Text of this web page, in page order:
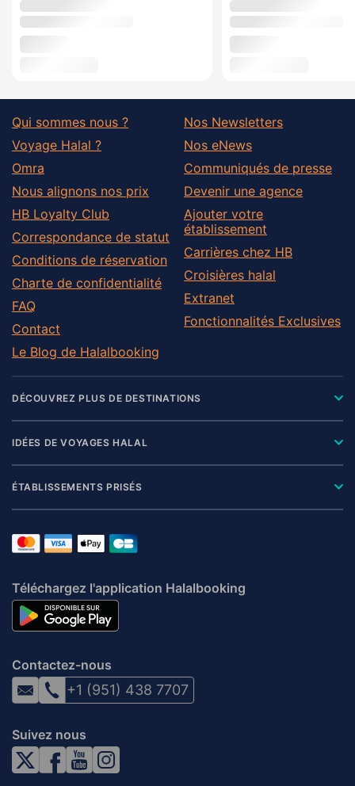
Qui sommes nous ?
Voyage Halal ?
Omra
Nous alignons nos prix
HB Loyalty Club
Correspondance de statut
Conditions de réservation
Charte de confidentialité
FAQ
Contact
Le Blog de Halalbooking
Nos Newsletters
Nos eNews
Communiqués de presse
Devenir une agence
Ajouter votre
établissement
Carrières chez HB
Croisières halal
Extranet
Fonctionnalités Exclusives
DÉCOUVREZ PLUS DE DESTINATIONS
IDÉES DE VOYAGES HALAL
ÉTABLISSEMENTS PRISÉS
Téléchargez l'application Halalbooking
Contactez-nous
+1 (951) 438 7707
Suivez nous